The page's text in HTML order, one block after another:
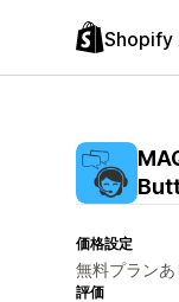
Shopify
価格設定
無料プランあ
評価